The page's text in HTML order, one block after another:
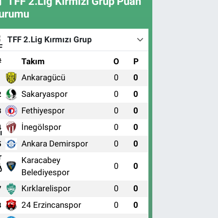
TFF 2.Lig Kırmızı Grup
Takım O P
Ankaragücü 0 0
Sakaryaspor 0 0
Fethiyespor 0 0
İnegölspor 0 0
Ankara Demirspor 0 0
Karacabey
Belediyespor
0 0
Kırklarelispor 0 0
24 Erzincanspor 0 0